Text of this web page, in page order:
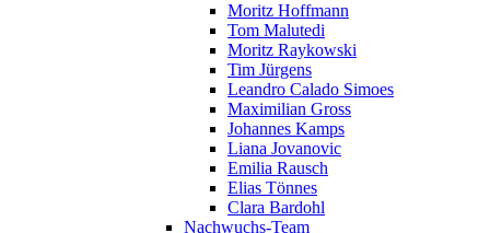
Moritz Hoffmann
Tom Malutedi
Moritz Raykowski
Tim Jürgens
Leandro Calado Simoes
Maximilian Gross
Johannes Kamps
Liana Jovanovic
Emilia Rausch
Elias Tönnes
Clara Bardohl
Nachwuchs-Team